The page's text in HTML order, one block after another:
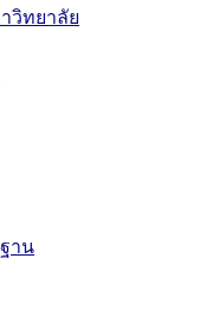
วิทยาลัย
าน